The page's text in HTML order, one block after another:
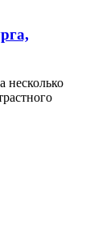
несколько